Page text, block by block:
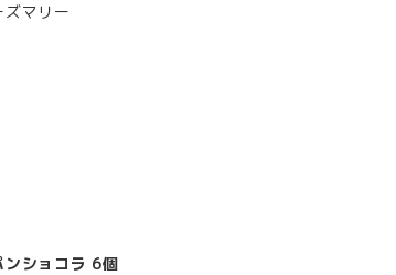
ズマリー
ンショコラ 6個